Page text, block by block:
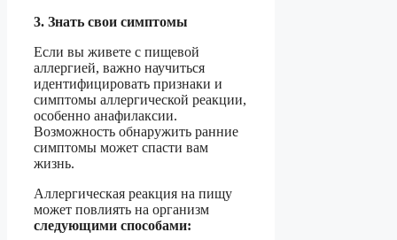
3. Знать свои симптомы
Если вы живете с пищевой
аллергией, важно научиться
идентифицировать признаки и
симптомы аллергической реакции,
особенно анафилаксии.
Возможность обнаружить ранние
симптомы может спасти вам
жизнь.
Аллергическая реакция на пищу
может повлиять на организм
следующими способами: